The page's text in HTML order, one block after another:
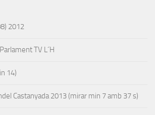
2012
TV L´H
14)
Castanyada 2013 (mirar min 7 amb 37 s)